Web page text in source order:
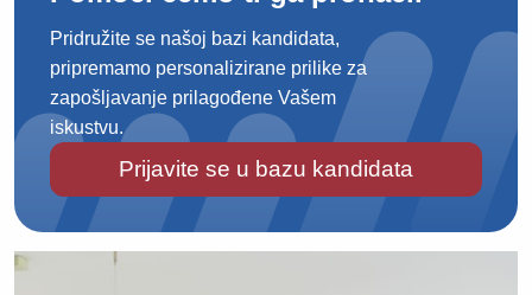
Pridružite se našoj bazi kandidata,
pripremamo personalizirane prilike za
zapošljavanje prilagođene Vašem
iskustvu.
Prijavite se u bazu kandidata